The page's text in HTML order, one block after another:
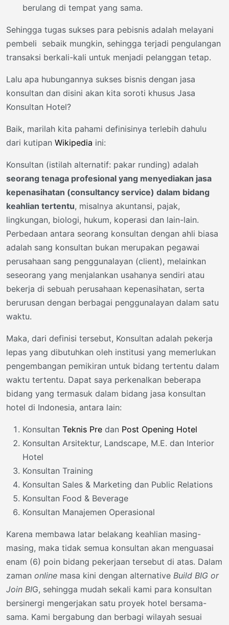
berulang di tempat yang sama.
Sehingga tugas sukses para pebisnis adalah melayani
pembeli sebaik mungkin, sehingga terjadi pengulangan
transaksi berkali-kali untuk menjadi pelanggan tetap.
Lalu apa hubungannya sukses bisnis dengan jasa
konsultan dan disini akan kita soroti khusus Jasa
Konsultan Hotel?
Baik, marilah kita pahami definisinya terlebih dahulu
dari kutipan Wikipedia ini:
Konsultan (istilah alternatif: pakar runding) adalah
seorang tenaga profesional yang menyediakan jasa
kepenasihatan (consultancy service) dalam bidang
keahlian tertentu, misalnya akuntansi, pajak,
lingkungan, biologi, hukum, koperasi dan lain-lain.
Perbedaan antara seorang konsultan dengan ahli biasa
adalah sang konsultan bukan merupakan pegawai
perusahaan sang penggunalayan (client), melainkan
seseorang yang menjalankan usahanya sendiri atau
bekerja di sebuah perusahaan kepenasihatan, serta
berurusan dengan berbagai penggunalayan dalam satu
waktu.
Maka, dari definisi tersebut, Konsultan adalah pekerja
lepas yang dibutuhkan oleh institusi yang memerlukan
pengembangan pemikiran untuk bidang tertentu dalam
waktu tertentu. Dapat saya perkenalkan beberapa
bidang yang termasuk dalam bidang jasa konsultan
hotel di Indonesia, antara lain:
Konsultan Teknis Pre dan Post Opening Hotel
Konsultan Arsitektur, Landscape, M.E. dan Interior
Hotel
Konsultan Training
Konsultan Sales & Marketing dan Public Relations
Konsultan Food & Beverage
Konsultan Manajemen Operasional
Karena membawa latar belakang keahlian masing-
masing, maka tidak semua konsultan akan menguasai
enam (6) poin bidang pekerjaan tersebut di atas. Dalam
zaman online masa kini dengan alternative Build BIG or
Join BIG, sehingga mudah sekali kami para konsultan
bersinergi mengerjakan satu proyek hotel bersama-
sama. Kami bergabung dan berbagi wilayah sesuai